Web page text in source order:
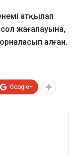
атқылап
жағалауына,
алған.
Google+